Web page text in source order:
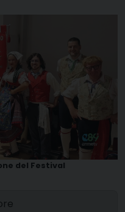
del Festival